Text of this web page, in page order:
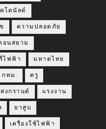
โดนัลด์
ความปลอดภัย
อนสยาม
ไฟฟ้า มหาดไทย
กทม. ครู
สงกรานต์ แรงงาน
ยาสูบ
เครื่องใช้ไฟฟ้า